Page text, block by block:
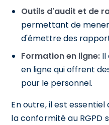
Outils d'audit et de
permettant de
d'émettre des
Formation en ligne: Il
en ligne qui offrent
pour le personnel.
En outre, il est
la conformité au RGPD